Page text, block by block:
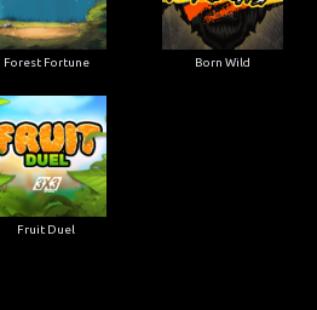
Forest Fortune Born Wild
Fruit Duel